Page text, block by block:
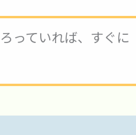
っていれば、すぐに